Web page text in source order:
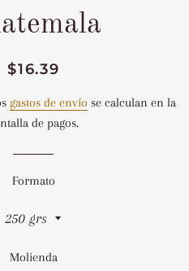
Precio
Precio
venta
$16.39
gastos de envío se calculan en la
de pagos.
Formato
Molienda